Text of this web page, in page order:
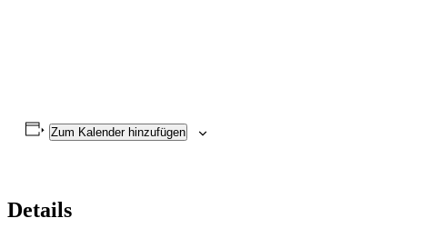
Zum Kalender hinzufügen
Details